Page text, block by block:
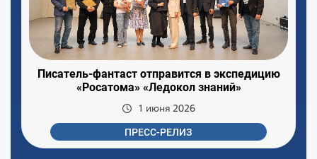
Писатель-фантаст отправится в экспедицию
«Росатома» «Ледокол знаний»
1 июня 2026
ПРЕСС-РЕЛИЗ